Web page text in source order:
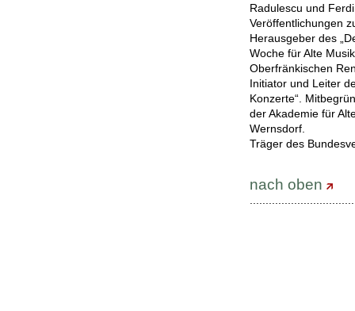
Radulescu und
Veröffentlichungen
Herausgeber des
Woche für Alte
Oberfränkischen
Initiator und Leiter
Konzerte“.
der Akademie für
Wernsdorf.
Träger des
nach oben